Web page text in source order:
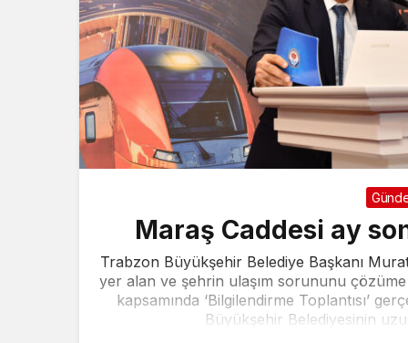
Maraş Caddesi ay
Trabzon Büyükşehir Belediye Başkanı
yer alan ve şehrin ulaşım sorununu
kapsamında ‘Bilgilendirme Toplantısı’
Büyükşehir Belediyesinin